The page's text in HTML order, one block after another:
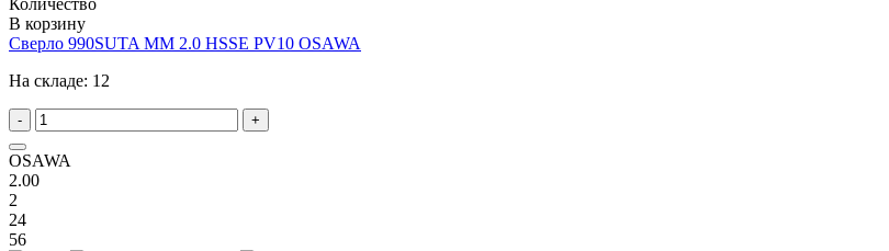
Количество
В корзину
Сверло 990SUTA MM 2.0 HSSE PV10 OSAWA
На складе: 12
- +
OSAWA
2.00
2
24
56